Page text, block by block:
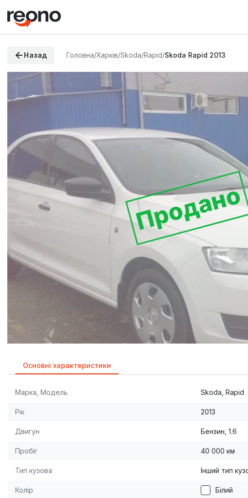
Назад Головна/Харків/Skoda/Rapid/Skoda Rapid 2013
Продано
Основні характеристики
Марка, Модель Skoda, Rapid
Рік 2013
Двигун Бензин, 1.6
Пробіг 40 000 км
Тип кузова Інший тип
Колір Білий